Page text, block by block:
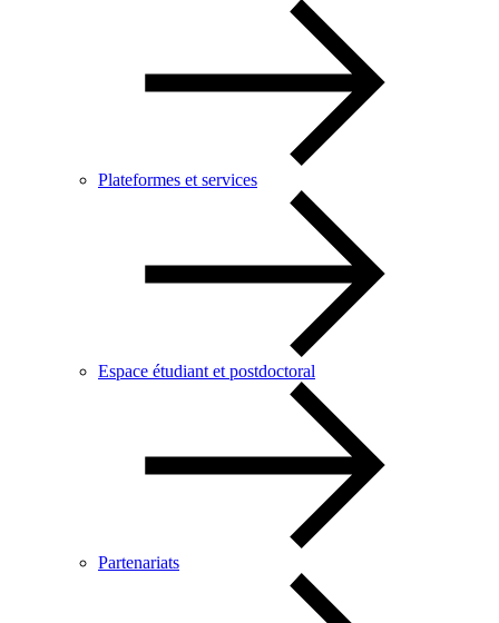
Plateformes et services
Espace étudiant et postdoctoral
Partenariats